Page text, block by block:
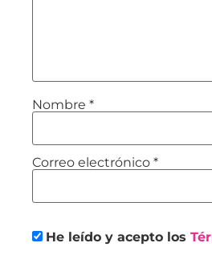
Nombre *
Correo electrónico *
He leído y acepto los